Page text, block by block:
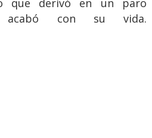
que derivó en un paro
acabó con su vida.